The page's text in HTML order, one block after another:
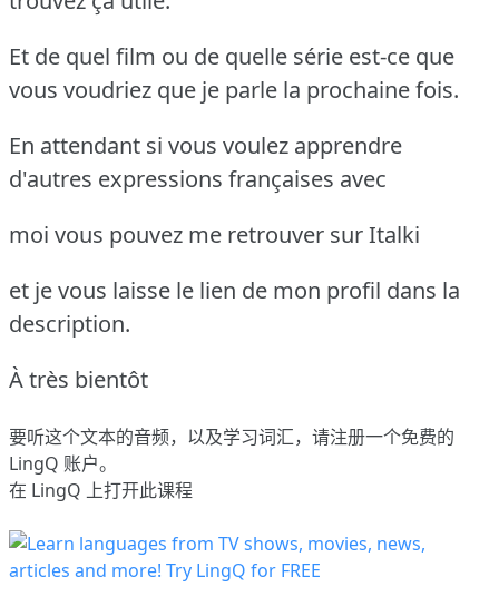
Et de quel film ou de quelle série est-ce que
vous voudriez que je parle la prochaine fois.
En attendant si vous voulez apprendre
d'autres expressions françaises avec
moi vous pouvez me retrouver sur Italki
et je vous laisse le lien de mon profil dans la
description.
À très bientôt
要听这个文本的音频，以及学习词汇，请注册一个免费的
LingQ 账户。
在 LingQ 上打开此课程